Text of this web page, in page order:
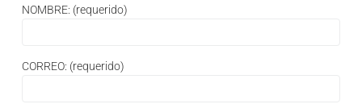
NOMBRE: (requerido)
CORREO: (requerido)